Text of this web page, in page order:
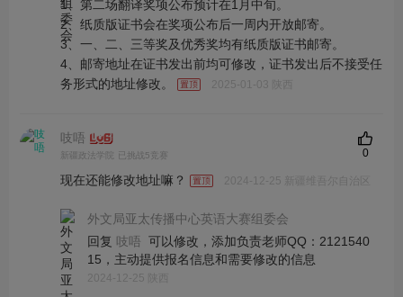
1、第二场翻译奖项公布预计在1月中旬。
2、纸质版证书会在奖项公布后一周内开放邮寄。
3、一、二、三等奖及优秀奖均有纸质版证书邮寄。
4、邮寄地址在证书发出前均可修改，证书发出后不接受任
务形式的地址修改。
2025-01-03 陕西
吱唔
新疆政法学院 已挑战5竞赛
现在还能修改地址嘛？ 2024-12-25 新疆维吾尔自治区
0
外文局亚太传播中心英语大赛组委会
回复 吱唔 可以修改，添加负责老师QQ：2121540
15，主动提供报名信息和需要修改的信息
2024-12-25 陕西